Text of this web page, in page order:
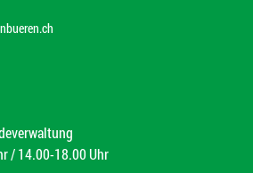
/ 14.00-18.00 Uhr